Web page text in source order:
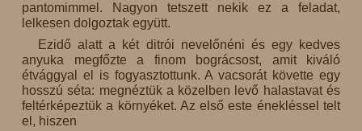
pantomimmel. Nagyon tetszett nekik ez a feladat,
lelkesen dolgoztak együtt.
Ezidő alatt a két ditrói nevelőnéni és egy kedves
anyuka megfőzte a finom bográcsost, amit kiváló
étvággyal el is fogyasztottunk. A vacsorát követte egy
hosszú séta: megnéztük a közelben levő halastavat és
feltérképeztük a környéket. Az első este énekléssel telt
el, hiszen